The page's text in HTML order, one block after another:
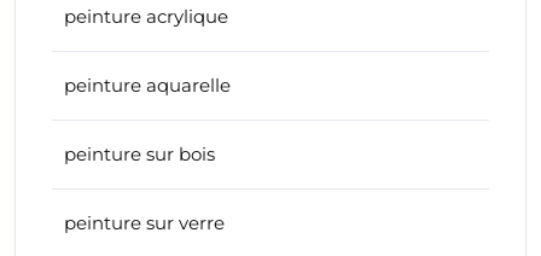
peinture acrylique
peinture aquarelle
peinture sur bois
peinture sur verre